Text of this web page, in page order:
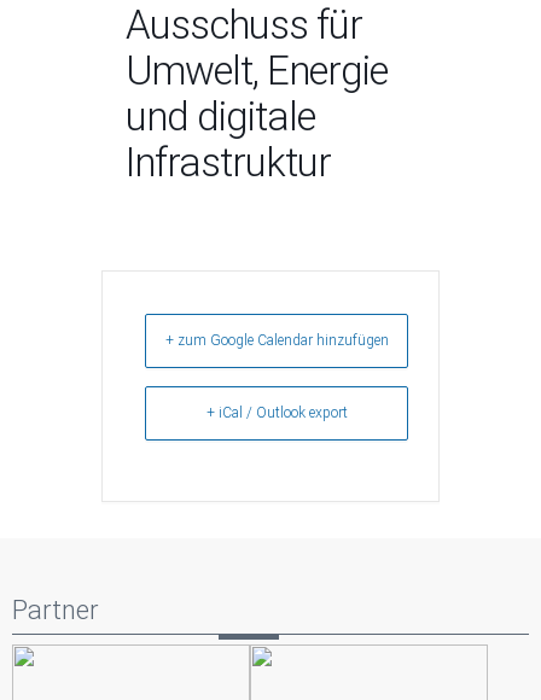
Ausschuss für
Umwelt, Energie
und digitale
Infrastruktur
+ zum Google Calendar hinzufügen
+ iCal / Outlook export
Partner